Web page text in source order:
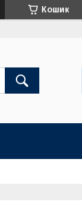
Кошик